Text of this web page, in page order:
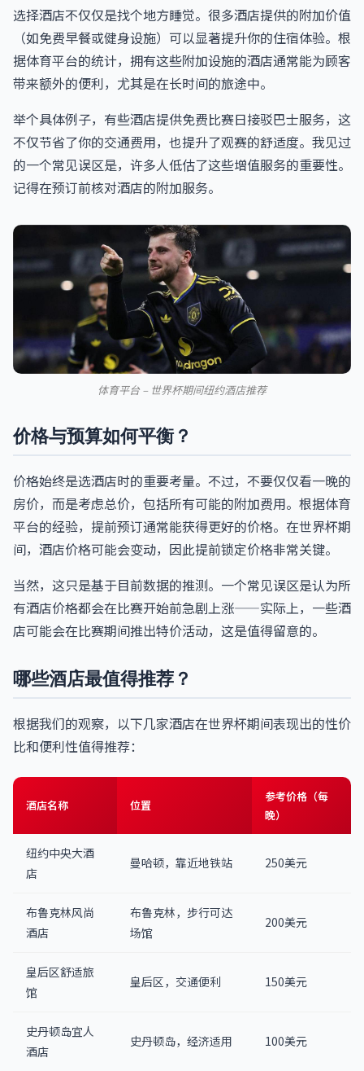
选择酒店不仅仅是找个地方睡觉。很多酒店提供的附加价值
（如免费早餐或健身设施）可以显著提升你的住宿体验。根
据体育平台的统计，拥有这些附加设施的酒店通常能为顾客
带来额外的便利，尤其是在长时间的旅途中。
举个具体例子，有些酒店提供免费比赛日接驳巴士服务，这
不仅节省了你的交通费用，也提升了观赛的舒适度。我见过
的一个常见误区是，许多人低估了这些增值服务的重要性。
记得在预订前核对酒店的附加服务。
体育平台 – 世界杯期间纽约酒店推荐
价格与预算如何平衡？
价格始终是选酒店时的重要考量。不过，不要仅仅看一晚的
房价，而是考虑总价，包括所有可能的附加费用。根据体育
平台的经验，提前预订通常能获得更好的价格。在世界杯期
间，酒店价格可能会变动，因此提前锁定价格非常关键。
当然，这只是基于目前数据的推测。一个常见误区是认为所
有酒店价格都会在比赛开始前急剧上涨——实际上，一些酒
店可能会在比赛期间推出特价活动，这是值得留意的。
哪些酒店最值得推荐？
根据我们的观察，以下几家酒店在世界杯期间表现出的性价
比和便利性值得推荐：
酒店名称 位置
参考价格（每
晚）
纽约中央大酒
店
曼哈顿，靠近地铁站 250美元
布鲁克林风尚
酒店
布鲁克林，步行可达
场馆
200美元
皇后区舒适旅
馆
皇后区，交通便利 150美元
史丹顿岛宜人
酒店
史丹顿岛，经济适用 100美元